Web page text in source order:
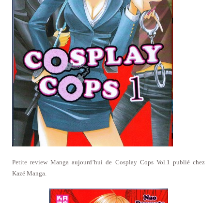
Petite review Manga aujourd’hui de Cosplay Cops Vol.1 publié chez
Kazé Manga.